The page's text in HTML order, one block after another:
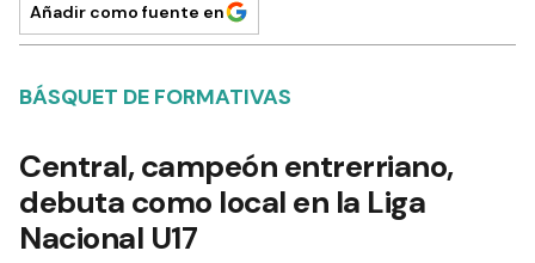
Añadir como fuente en
BÁSQUET DE FORMATIVAS
Central, campeón entrerriano,
debuta como local en la Liga
Nacional U17